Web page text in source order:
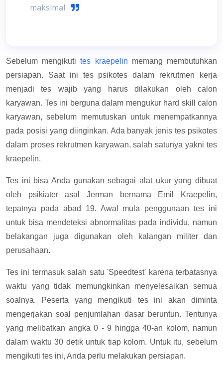
maksimal
Sebelum mengikutites kraepelin memang membutuhkan
persiapan. Saat ini tes psikotes dalam rekrutmen kerja
menjadi tes wajib yang harus dilakukan oleh calon
karyawan. Tes ini berguna dalam mengukur hard skill calon
karyawan, sebelum memutuskan untuk menempatkannya
pada posisi yang diinginkan. Ada banyak jenis tes psikotes
dalam proses rekrutmen karyawan, salah satunya yakni tes
kraepelin.
Tes ini bisa Anda gunakan sebagai alat ukur yang dibuat
oleh psikiater asal Jerman bernama Emil Kraepelin,
tepatnya pada abad 19. Awal mula penggunaan tes ini
untuk bisa mendeteksi abnormalitas pada individu, namun
belakangan juga digunakan oleh kalangan militer dan
perusahaan.
Tes ini termasuk salah satu 'Speedtest' karena terbatasnya
waktu yang tidak memungkinkan menyelesaikan semua
soalnya. Peserta yang mengikuti tes ini akan diminta
mengerjakan soal penjumlahan dasar beruntun. Tentunya
yang melibatkan angka 0 - 9 hingga 40-an kolom, namun
dalam waktu 30 detik untuk tiap kolom. Untuk itu, sebelum
mengikuti tes ini, Anda perlu melakukan persiapan.